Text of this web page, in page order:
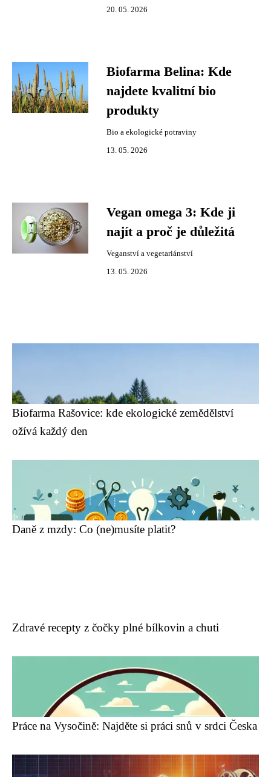
20. 05. 2026
Biofarma Belina: Kde
najdete kvalitní bio
produkty
Bio a ekologické potraviny
13. 05. 2026
Vegan omega 3: Kde ji
najít a proč je důležitá
Veganství a vegetariánství
13. 05. 2026
Biofarma Rašovice: kde ekologické zemědělství
ožívá každý den
Daně z mzdy: Co (ne)musíte platit?
Zdravé recepty z čočky plné bílkovin a chuti
Práce na Vysočině: Najděte si práci snů v srdci Česka